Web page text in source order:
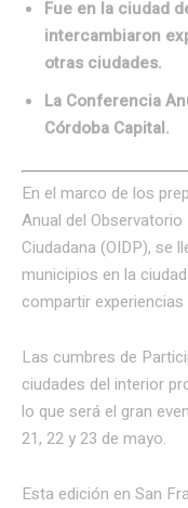
Fue en la ciudad
intercambiaron
otras ciudades.
La Conferencia
Córdoba Capital.
En el marco de los
Anual del
Ciudadana (OIDP), se
municipios en la
compartir
Las cumbres de
ciudades del interior
lo que será el gran
21, 22 y 23 de mayo.
Esta edición en San